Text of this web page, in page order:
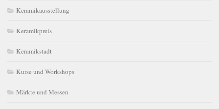
Keramikausstellung
Keramikpreis
Keramikstadt
Kurse und Workshops
Märkte und Messen